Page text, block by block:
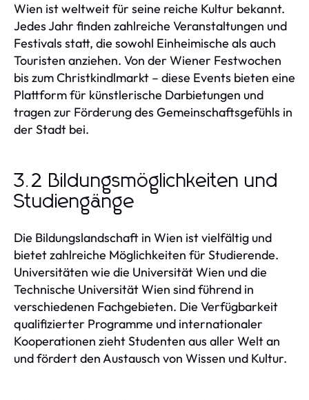
Wien ist weltweit für seine reiche Kultur bekannt.
Jedes Jahr finden zahlreiche Veranstaltungen und
Festivals statt, die sowohl Einheimische als auch
Touristen anziehen. Von der Wiener Festwochen
bis zum Christkindlmarkt – diese Events bieten eine
Plattform für künstlerische Darbietungen und
tragen zur Förderung des Gemeinschaftsgefühls in
der Stadt bei.
3.2 Bildungsmöglichkeiten und
Studiengänge
Die Bildungslandschaft in Wien ist vielfältig und
bietet zahlreiche Möglichkeiten für Studierende.
Universitäten wie die Universität Wien und die
Technische Universität Wien sind führend in
verschiedenen Fachgebieten. Die Verfügbarkeit
qualifizierter Programme und internationaler
Kooperationen zieht Studenten aus aller Welt an
und fördert den Austausch von Wissen und Kultur.